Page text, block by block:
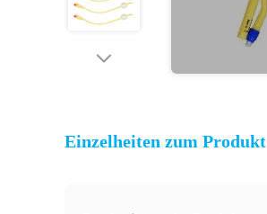
Einzelheiten zum Produkt